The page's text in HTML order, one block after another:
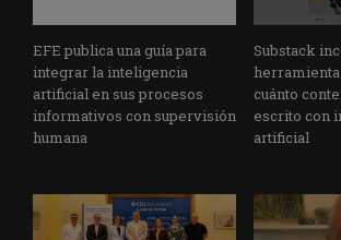
EFE publica una guía para
integrar la inteligencia
artificial en sus procesos
informativos con supervisión
humana
Substack
cuánto
escrito con
artificial